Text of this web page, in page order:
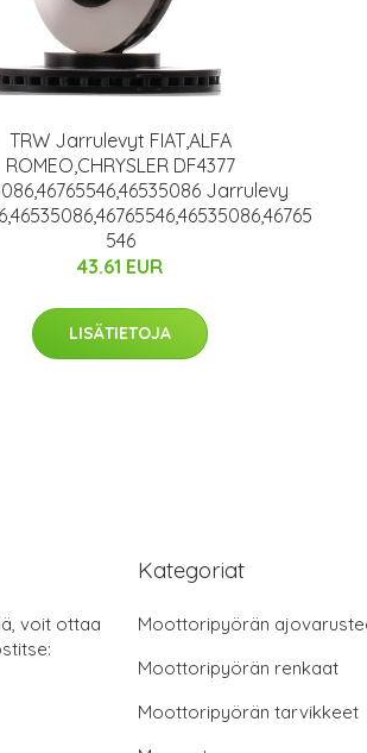
TRW Jarrulevyt FIAT,ALFA
ROMEO,CHRYSLER DF4377
Jarrulevy
546
43.61 EUR
LISÄTIETOJA
voit ottaa
Kategoriat
Moottoripyörän
Moottoripyörän renkaat
Moottoripyörän tarvikkeet